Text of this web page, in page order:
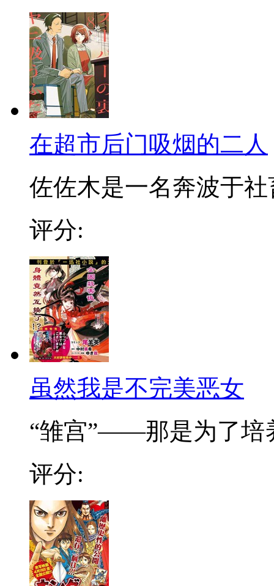
在超市后门吸烟的二人
佐佐木是一名奔波于社
评分:
虽然我是不完美恶女
“雏宫”——那是为了培
评分: